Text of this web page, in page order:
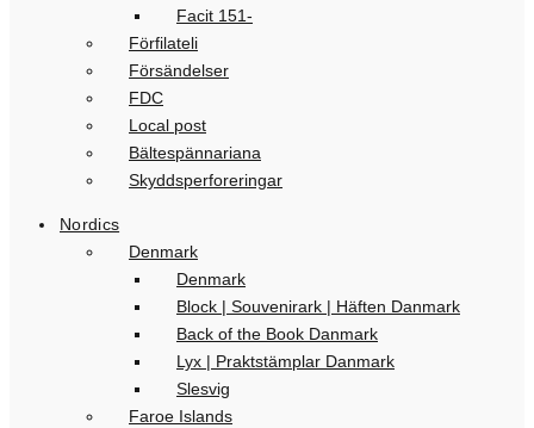
Facit 151-
Förfilateli
Försändelser
FDC
Local post
Bältespännariana
Skyddsperforeringar
Nordics
Denmark
Denmark
Block | Souvenirark | Häften Danmark
Back of the Book Danmark
Lyx | Praktstämplar Danmark
Slesvig
Faroe Islands